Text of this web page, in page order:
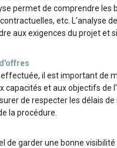
permet de comprendre les
etc. L'analyse
aux exigences du projet et
il est important de
capacités et aux objectifs de
de respecter les délais
la procédure.
de garder une bonne